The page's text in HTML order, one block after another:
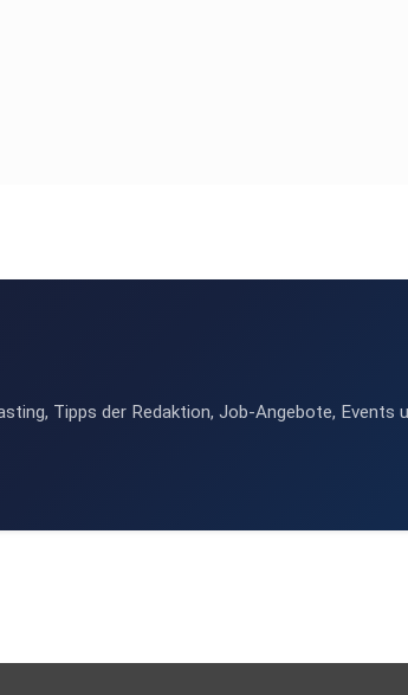
Tipps der Redaktion, Job-Angebote, Events